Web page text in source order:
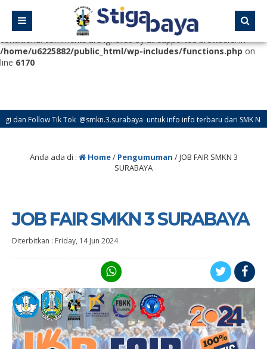
Deprecated
: Function WP_Dependencies->add_data() was called
with an argument that is
deprecated
since version 6.9.0! IE
conditional comments are ignored by all supported browsers. in
/home/u6225882/public_html/wp-includes/functions.php on
line 6170
Follow Tik Tok @smkn.3.surabaya untuk info info terbaru dari SMK Negeri 3
Follow Instagram @official_osissmkn3sby dan @official.smkn3sby untuk info
Anda ada di : Home/ Pengumuman /JOB FAIR SMKN 3
SURABAYA
JOB FAIR SMKN 3 SURABAYA
Diterbitkan : Friday, 14 Jun 2024